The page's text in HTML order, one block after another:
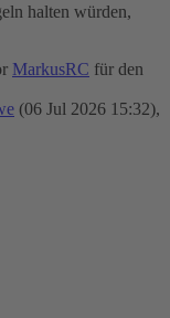
halten würden,
MarkusRC für den
(06 Jul 2026 15:32),